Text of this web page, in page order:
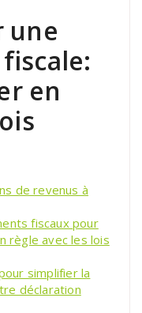
une
en
de revenus à
fiscaux pour
règle avec les lois
simplifier la
déclaration